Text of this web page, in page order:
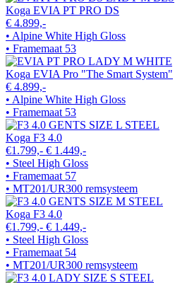
Koga EVIA PT PRO DS
€ 4.899,-
• Alpine White High Gloss
• Framemaat 53
Koga EVIA Pro "The Smart System"
€ 4.899,-
• Alpine White High Gloss
• Framemaat 53
Koga F3 4.0
€1.799,- € 1.449,-
• Steel High Gloss
• Framemaat 57
• MT201/UR300 remsysteem
Koga F3 4.0
€1.799,- € 1.449,-
• Steel High Gloss
• Framemaat 54
• MT201/UR300 remsysteem